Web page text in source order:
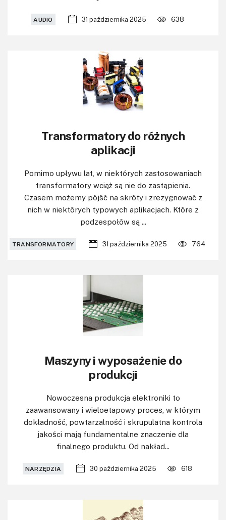
AUDIO 31 października 2025 638
Transformatory do różnych
aplikacji
Pomimo upływu lat, w niektórych zastosowaniach
transformatory wciąż są nie do zastąpienia.
Czasem możemy pójść na skróty i zrezygnować z
nich w niektórych typowych aplikacjach. Które z
podzespołów są ...
TRANSFORMATORY 31 października 2025 764
Maszyny i wyposażenie do
produkcji
Nowoczesna produkcja elektroniki to
zaawansowany i wieloetapowy proces, w którym
dokładność, powtarzalność i skrupulatna kontrola
jakości mają fundamentalne znaczenie dla
finalnego produktu. Od nakład...
NARZĘDZIA 30 października 2025 618